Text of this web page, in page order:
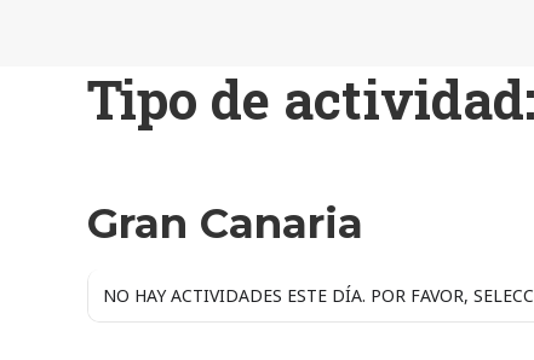
Tipo de
Gran Canaria
NO HAY ACTIVIDADES ESTE DÍA. POR FAVOR,